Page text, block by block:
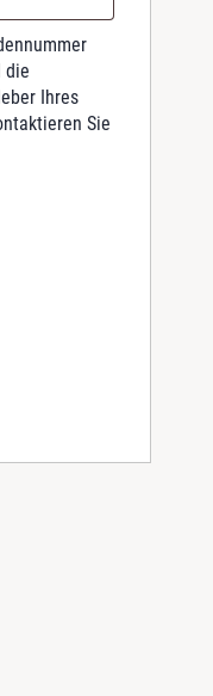
die
Ihres
Sie